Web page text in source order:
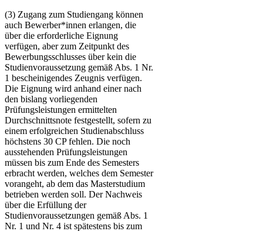
(3) Zugang zum Studiengang können
auch Bewerber*innen erlangen, die
über die erforderliche Eignung
verfügen, aber zum Zeitpunkt des
Bewerbungsschlusses über kein die
Studienvoraussetzung gemäß Abs. 1 Nr.
1 bescheinigendes Zeugnis verfügen.
Die Eignung wird anhand einer nach
den bislang vorliegenden
Prüfungsleistungen ermittelten
Durchschnittsnote festgestellt, sofern zu
einem erfolgreichen Studienabschluss
höchstens 30 CP fehlen. Die noch
ausstehenden Prüfungsleistungen
müssen bis zum Ende des Semesters
erbracht werden, welches dem Semester
vorangeht, ab dem das Masterstudium
betrieben werden soll. Der Nachweis
über die Erfüllung der
Studienvoraussetzungen gemäß Abs. 1
Nr. 1 und Nr. 4 ist spätestens bis zum